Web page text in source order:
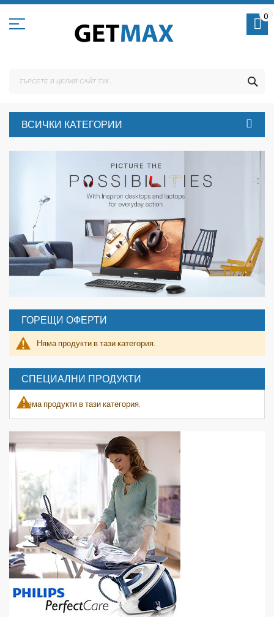
Skip
Content
0
ВСИЧКИ КАТЕГОРИИ
ГОРЕЩИ ОФЕРТИ
Няма продукти в тази категория.
СПЕЦИАЛНИ ПРОДУКТИ
Няма продукти в тази категория.